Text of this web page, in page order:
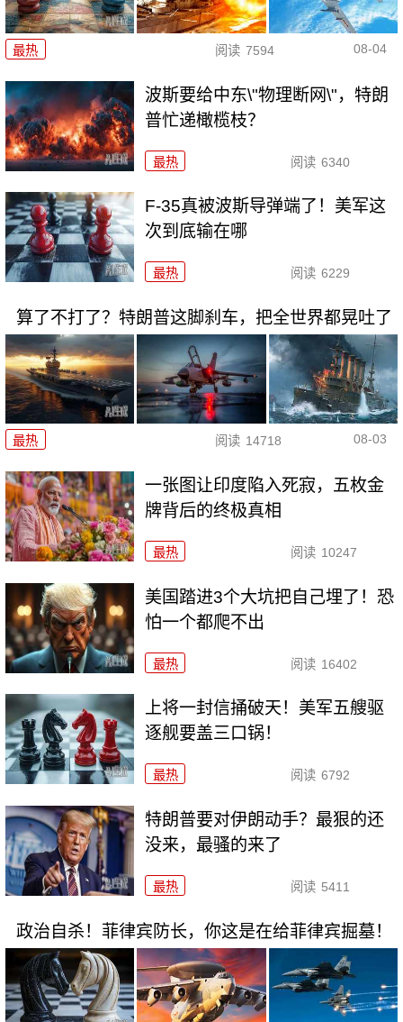
最热 阅读 7594 08-04
波斯要给中东\"物理断网\"，特朗
普忙递橄榄枝？
最热 阅读 6340
F-35真被波斯导弹端了！美军这
次到底输在哪
最热 阅读 6229
算了不打了？特朗普这脚刹车，把全世界都晃吐了
最热 阅读 14718 08-03
一张图让印度陷入死寂，五枚金
牌背后的终极真相
最热 阅读 10247
美国踏进3个大坑把自己埋了！恐
怕一个都爬不出
最热 阅读 16402
上将一封信捅破天！美军五艘驱
逐舰要盖三口锅！
最热 阅读 6792
特朗普要对伊朗动手？最狠的还
没来，最骚的来了
最热 阅读 5411
政治自杀！菲律宾防长，你这是在给菲律宾掘墓！